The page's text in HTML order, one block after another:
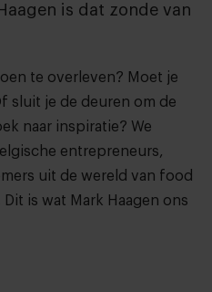
is dat zonde van
te overleven? Moet je
sluit je de deuren om de
naar inspiratie? We
entrepreneurs,
uit de wereld van food
is wat Mark Haagen ons